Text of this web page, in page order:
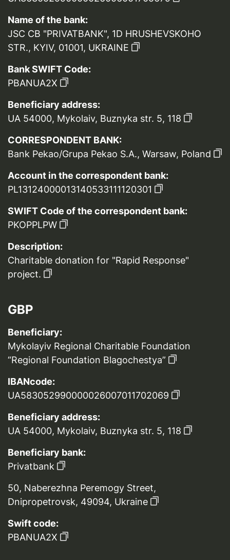
Name of the bank:
JSC CB "PRIVATBANK", 1D HRUSHEVSKOHO
STR., KYIV, 01001, UKRAINE
Bank SWIFT Code:
PBANUA2X
Beneficiary address:
UA 54000, Mykolaiv, Buznyka str. 5, 118
CORRESPONDENT BANK:
Bank Pekao/Grupa Pekao S.A., Warsaw, Poland
Account in the correspondent bank:
PL13124000013140533111120301
SWIFT Code of the correspondent bank:
PKOPPLPW
Description:
Charitable donation for "Rapid Response"
project.
GBP
Beneficiary:
Mykolayiv Regional Charitable Foundation
“Regional Foundation Blagochestya”
IBANcode:
UA583052990000026007011702069
Beneficiary address:
UA 54000, Mykolaiv, Buznyka str. 5, 118
Beneficiary bank:
Privatbank
50, Naberezhna Peremogy Street,
Dnipropetrovsk, 49094, Ukraine
Swift code:
PBANUA2X